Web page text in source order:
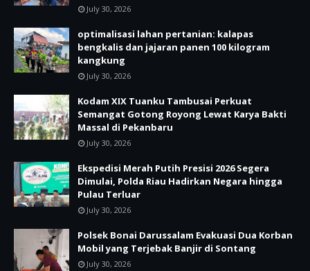
July 30, 2026
optimalisasi lahan pertanian: kalapas
bengkalis dan jajaran panen 100 kilogram
kangkung
July 30, 2026
Kodam XIX Tuanku Tambusai Perkuat
Semangat Gotong Royong Lewat Karya Bakti
Massal di Pekanbaru
July 30, 2026
Ekspedisi Merah Putih Presisi 2026 Segera
Dimulai, Polda Riau Hadirkan Negara hingga
Pulau Terluar
July 30, 2026
Polsek Bonai Darussalam Evakuasi Dua Korban
Mobil yang Terjebak Banjir di Sontang
July 30, 2026